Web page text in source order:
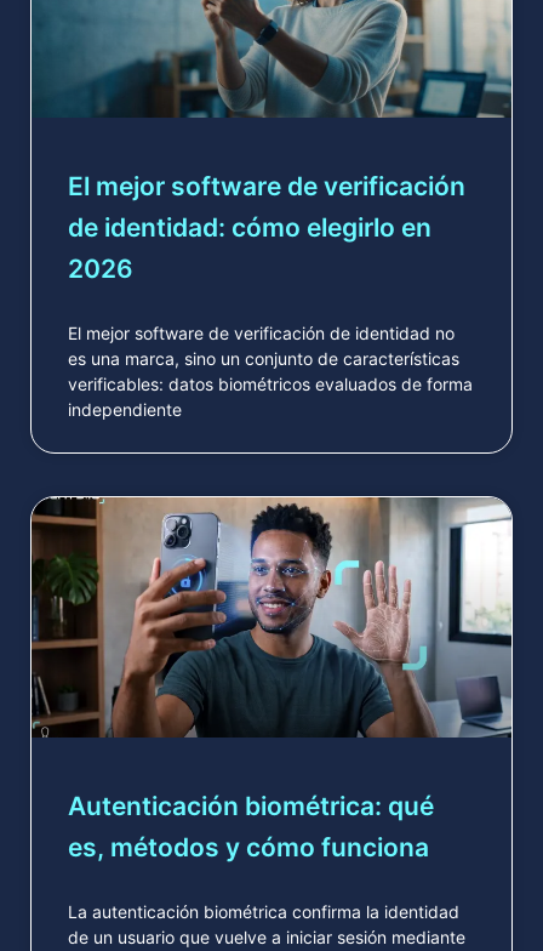
El mejor software de verificación
de identidad: cómo elegirlo en
2026
El mejor software de verificación de identidad no
es una marca, sino un conjunto de características
verificables: datos biométricos evaluados de forma
independiente
Autenticación biométrica: qué
es, métodos y cómo funciona
La autenticación biométrica confirma la identidad
de un usuario que vuelve a iniciar sesión mediante